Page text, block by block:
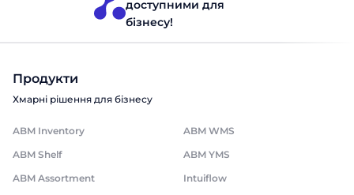
доступними для
бізнесу!
Продукти
Хмарні рішення для бізнесу
ABM Inventory
ABM WMS
ABM Shelf
ABM YMS
ABM Assortment
Intuiflow